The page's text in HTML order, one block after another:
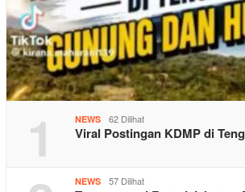
1 NEWS 62 Dilihat
Viral Postingan KDMP di
NEWS 57 Dilihat